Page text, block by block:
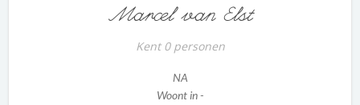
Marcel van Elst
Kent 0 personen
NA
Woont in -